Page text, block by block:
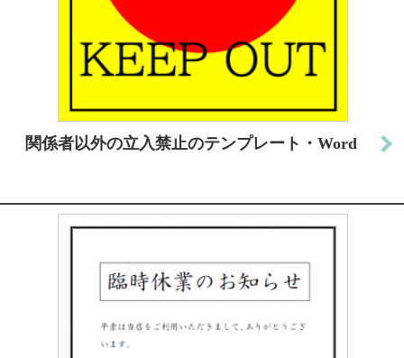
関係者以外の立入禁止のテンプレート・Word